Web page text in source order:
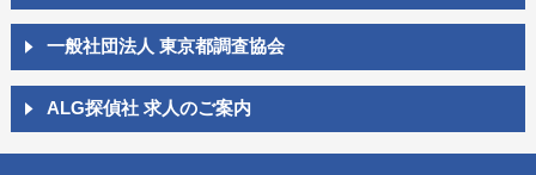
一般社団法人 東京都調査協会
ALG探偵社 求人のご案内